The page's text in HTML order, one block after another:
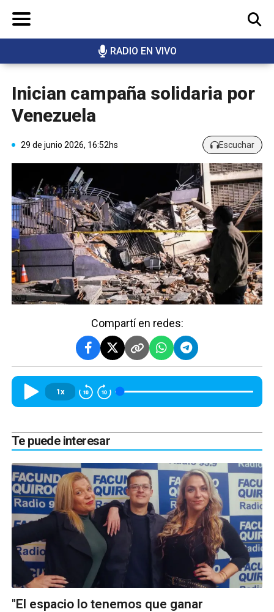
RADIO EN VIVO
BUSCAR
Inician campaña solidaria por
Venezuela
29 de junio 2026, 16:52hs Escuchar
Compartí en redes:
1x
Te puede interesar
"El espacio lo tenemos que ganar